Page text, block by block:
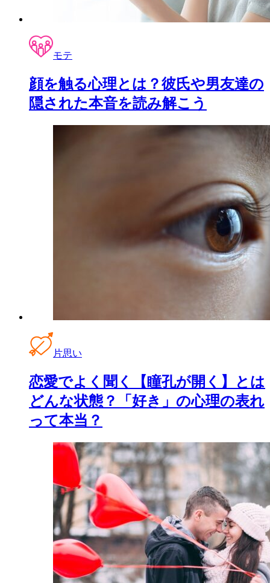
モテ
顔を触る心理とは？彼氏や男友達の
隠された本音を読み解こう
片思い
恋愛でよく聞く【瞳孔が開く】とは
どんな状態？「好き」の心理の表れ
って本当？